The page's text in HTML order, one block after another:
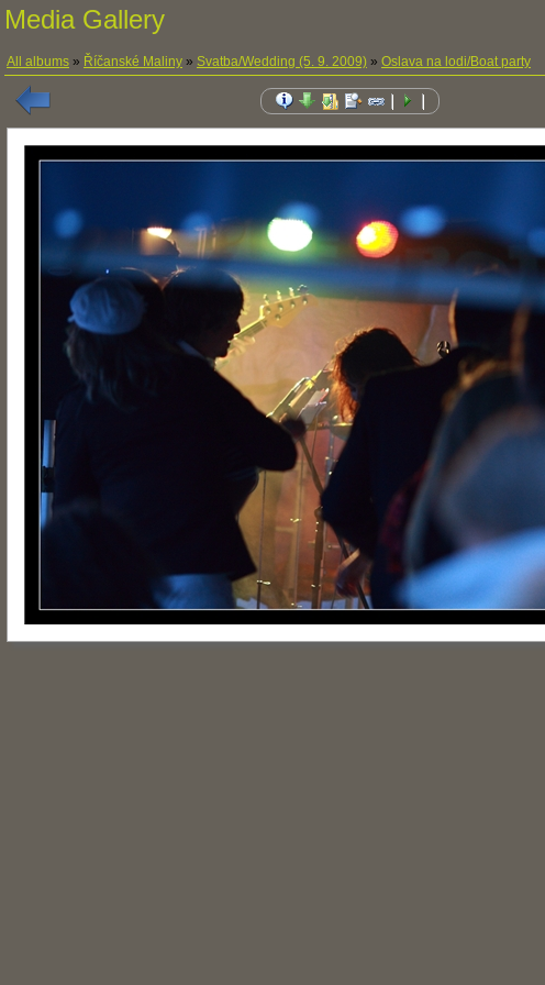
Media Gallery
All albums » Říčanské Maliny » Svatba/Wedding (5. 9. 2009) » Oslava na lodi/Boat party